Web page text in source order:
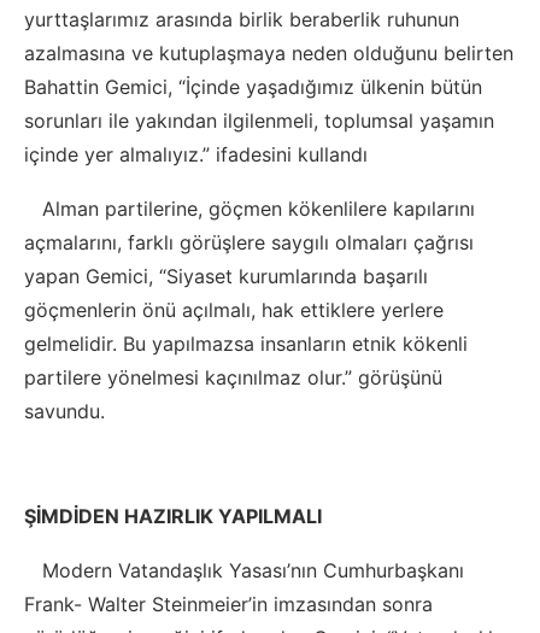
yurttaşlarımız arasında birlik beraberlik ruhunun
azalmasına ve kutuplaşmaya neden olduğunu belirten
Bahattin Gemici, “İçinde yaşadığımız ülkenin bütün
sorunları ile yakından ilgilenmeli, toplumsal yaşamın
içinde yer almalıyız.” ifadesini kullandı
Alman partilerine, göçmen kökenlilere kapılarını
açmalarını, farklı görüşlere saygılı olmaları çağrısı
yapan Gemici, “Siyaset kurumlarında başarılı
göçmenlerin önü açılmalı, hak ettiklere yerlere
gelmelidir. Bu yapılmazsa insanların etnik kökenli
partilere yönelmesi kaçınılmaz olur.” görüşünü
savundu.
ŞİMDİDEN HAZIRLIK YAPILMALI
Modern Vatandaşlık Yasası’nın Cumhurbaşkanı
Frank- Walter Steinmeier’in imzasından sonra